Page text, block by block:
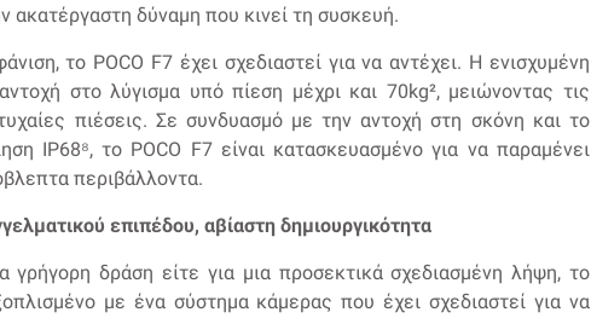
ακατέργαστη δύναμη που κινεί τη συσκευή.
το POCO F7 έχει σχεδιαστεί για να αντέχει. Η ενισχυμένη
στο λύγισμα υπό πίεση μέχρι και 70kg², μειώνοντας τις
πιέσεις. Σε συνδυασμό με την αντοχή στη σκόνη και το
IP68⁸, το POCO F7 είναι κατασκευασμένο για να παραμένει
περιβάλλοντα.
επιπέδου, αβίαστη δημιουργικότητα
γρήγορη δράση είτε για μια προσεκτικά σχεδιασμένη λήψη, το
με ένα σύστημα κάμερας που έχει σχεδιαστεί για να